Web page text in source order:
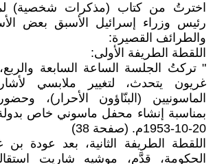
اخترتُ من كتاب (مذكرات شخصية)
رئيس وزراء إسرائيل الأسبق بعض
والطرائف القصيرة:
اللقطة الطريفة الأولى:
" تركتُ الجلسة الساعة السابعة
غريون يتحدث، لتغيير ملابسي
الماسونيين (البنّاؤون الأحرار)،
بمناسبة إنشاء محفل ماسوني خاص
20-10-1953م. (صفحة 38)
اللقطة الطريفة الثانية، بعد عودة بن
الحكومة، قدَّم، موشيه شاريت